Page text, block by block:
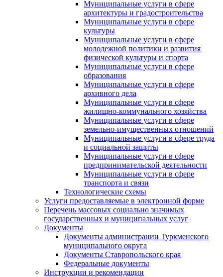
Муниципальные услуги в сфере
архитектуры и градостроительства
Муниципальные услуги в сфере
культуры
Муниципальные услуги в сфере
молодежной политики и развития
физической культуры и спорта
Муниципальные услуги в сфере
образования
Муниципальные услуги в сфере
архивного дела
Муниципальные услуги в сфере
жилищно-коммунального хозяйства
Муниципальные услуги в сфере
земельно-имущественных отношений
Муниципальные услуги в сфере труда
и социальной защиты
Муниципальные услуги в сфере
предпринимательской деятельности
Муниципальные услуги в сфере
транспорта и связи
Технологические схемы
Услуги предоставляемые в электронной форме
Перечень массовых социально значимых
государственных и муниципальных услуг
Документы
Документы администрации Туркменского
муниципального округа
Документы Ставропольского края
Федеральные документы
Инструкции и рекомендации